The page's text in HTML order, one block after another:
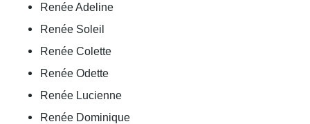
Renée Adeline
Renée Soleil
Renée Colette
Renée Odette
Renée Lucienne
Renée Dominique